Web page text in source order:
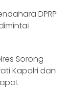
DPRP
Sorong
Kapolri dan